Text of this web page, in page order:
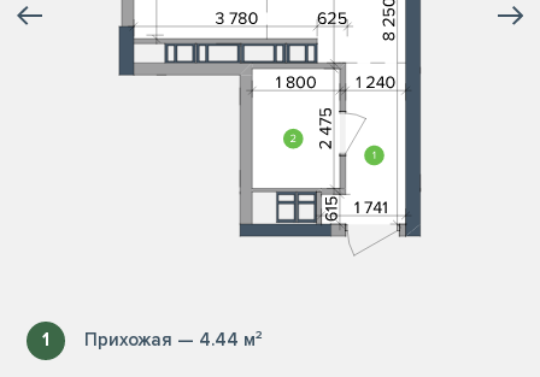
1 Прихожая — 4.44 м²